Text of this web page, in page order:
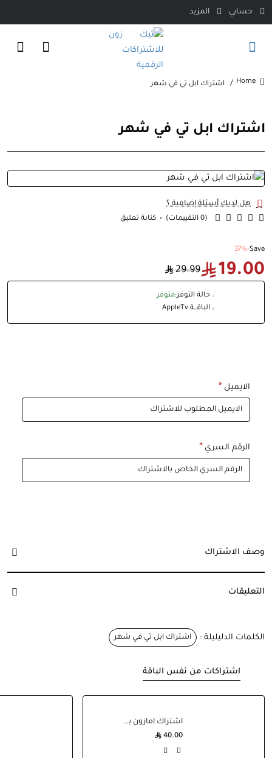
حسابي المزيد
اشتراك ابل تي في شهر
اشتراك ابل تي في شهر
هل لديك أسئلة إضافية ؟
(0 التقييمات) • كتابة تعليق
Save
-37%
19.00
29.99
حالة التوفر:متوفر
الباقــة:AppleTv
الايميل
الرقم السري
وصف الاشتراك
التعليقات
الكلمات الدليليلة : اشتراك ابل تي في شهر
اشتراكات من نفس الباقة
اشتراك امازون برايم فيديو سنة
40.00